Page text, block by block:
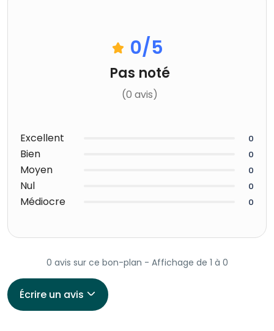
0/5
Pas noté
(0 avis)
Excellent 0
Bien 0
Moyen 0
Nul 0
Médiocre 0
0 avis sur ce bon-plan - Affichage de 1 à 0
Écrire un avis